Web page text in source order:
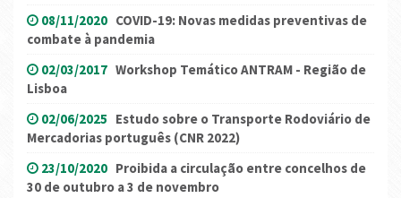
08/11/2020 COVID-19: Novas medidas preventivas de
combate à pandemia
02/03/2017 Workshop Temático ANTRAM - Região de
Lisboa
02/06/2025 Estudo sobre o Transporte Rodoviário de
Mercadorias português (CNR 2022)
23/10/2020 Proibida a circulação entre concelhos de
30 de outubro a 3 de novembro